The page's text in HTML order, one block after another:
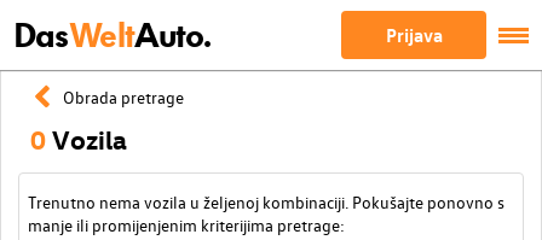
DasWeltAuto. Prijava
Obrada pretrage
0Vozila
Trenutno nema vozila u željenoj kombinaciji. Pokušajte ponovno s
manje ili promijenjenim kriterijima pretrage: